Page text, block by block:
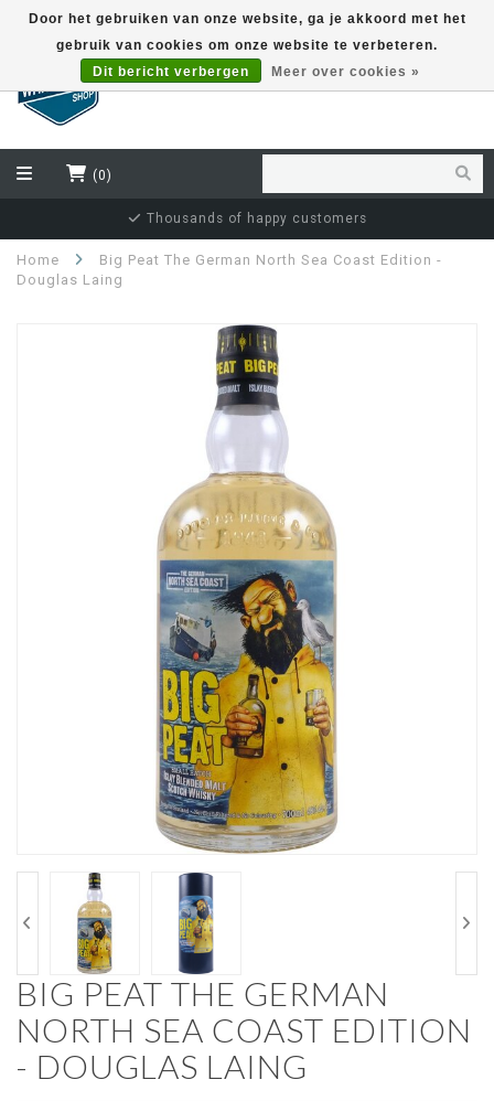
(0)
Independent bottler specialist
Home
Big Peat The German North Sea Coast Edition -
Douglas Laing
BIG PEAT THE GERMAN
NORTH SEA COAST EDITION
- DOUGLAS LAING
Door het gebruiken van onze website, ga je akkoord met het
gebruik van cookies om onze website te verbeteren.
Dit bericht verbergen
Meer over cookies »